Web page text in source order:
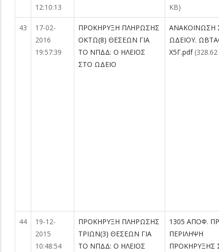
12:10:13
KB)
43
17-02-
2016
19:57:39
ΠΡΟΚΗΡΥΞΗ ΠΛΗΡΩΣΗΣ
ΟΚΤΩ(8) ΘΕΣΕΩΝ ΓΙΑ
ΤΟ ΝΠΔΔ: Ο ΗΛΕΙΟΣ
ΣΤΟ ΩΔΕΙΟ
ΑΝΑΚΟΙΝΩΣΗ
ΩΔΕΙΟΥ.
Χ5Γ.pdf
44
19-12-
2015
10:48:54
ΠΡΟΚΗΡΥΞΗ ΠΛΗΡΩΣΗΣ
ΤΡΙΩΝ(3) ΘΕΣΕΩΝ ΓΙΑ
ΤΟ ΝΠΔΔ: Ο ΗΛΕΙΟΣ
1305 ΑΠΟΦ.
ΠΕΡΙΛΗΨΗ
ΠΡΟΚΗΡΥΞΗΣ